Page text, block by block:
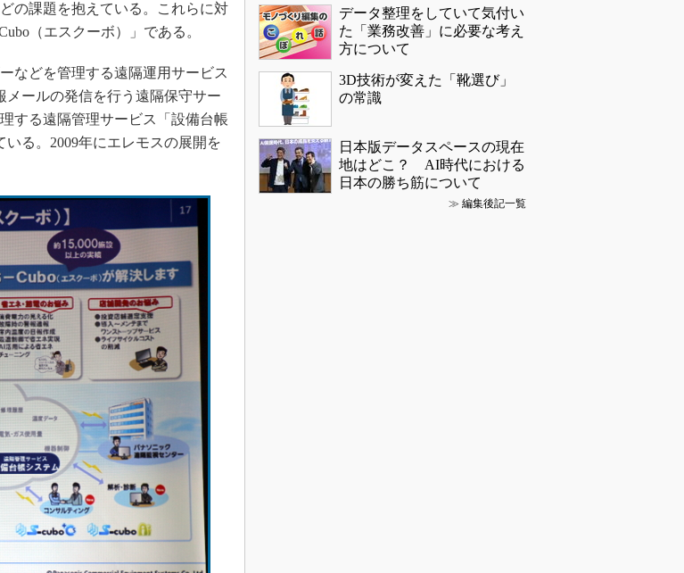
の課題を抱えている。これらに対
（エスクーボ）」である。
などを管理する遠隔運用サービス
メールの発信を行う遠隔保守サー
する遠隔管理サービス「設備台帳
る。2009年にエレモスの展開を
データ整理をしていて気付い
た「業務改善」に必要な考え
方について
3D技術が変えた「靴選び」
の常識
日本版データスペースの現在
地はどこ？ AI時代における
日本の勝ち筋について
≫ 編集後記一覧